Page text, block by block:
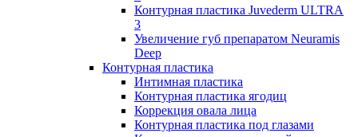
Контурная пластика Juvederm ULTRA
3
Увеличение губ препаратом Neuramis
Deep
Контурная пластика
Интимная пластика
Контурная пластика ягодиц
Коррекция овала лица
Контурная пластика под глазами